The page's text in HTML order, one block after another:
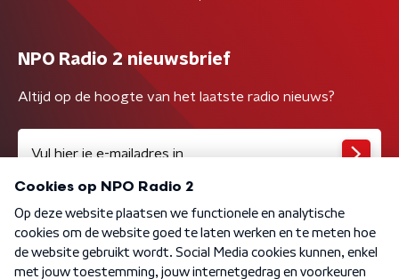
NPO Radio 2 nieuwsbrief
Altijd op de hoogte van het laatste radio nieuws?
Algemene voorwaarden